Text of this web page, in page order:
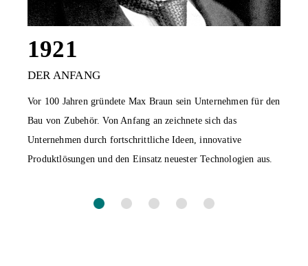
1921
DER ANFANG
Vor 100 Jahren gründete Max Braun sein Unternehmen für den
Bau von Zubehör. Von Anfang an zeichnete sich das
Unternehmen durch fortschrittliche Ideen, innovative
Produktlösungen und den Einsatz neuester Technologien aus.